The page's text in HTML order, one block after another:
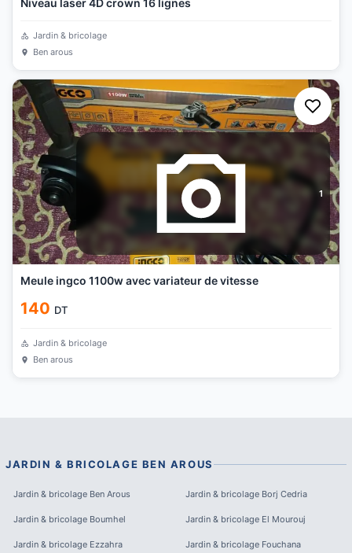
Niveau laser 4D crown 16 lignes
Jardin & bricolage
Ben arous
1
Meule ingco 1100w avec variateur de vitesse
140 DT
Jardin & bricolage
Ben arous
JARDIN & BRICOLAGE BEN AROUS
Jardin & bricolage Ben Arous Jardin & bricolage Borj Cedria
Jardin & bricolage Boumhel Jardin & bricolage El Mourouj
Jardin & bricolage Ezzahra Jardin & bricolage Fouchana